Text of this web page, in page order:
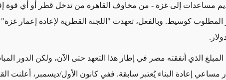
مساعدات إلى غزة - من مخاوف القاهرة من تدخل قطر أو أي قوة
المطلوب كوسيط. وبالفعل، تعهدت "اللجنة القطرية لإعادة إعمار غزة"
المبلغ الذي أنفقته مصر في إطار هذا التعهد حتى الآن، ولكن الدور
مساعي إعادة البناء يُعتبر سابقة. ففي كانون الأول/ديسمبر، أعلنت